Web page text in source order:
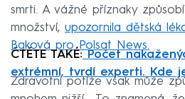
smrti. A vážné příznaky
množství, upozornila dětská
Bąková pro Polsat News.
ČTĚTE TAKÉ: Počet
extrémní, tvrdí experti. Kde
Zdravotní potíže však může